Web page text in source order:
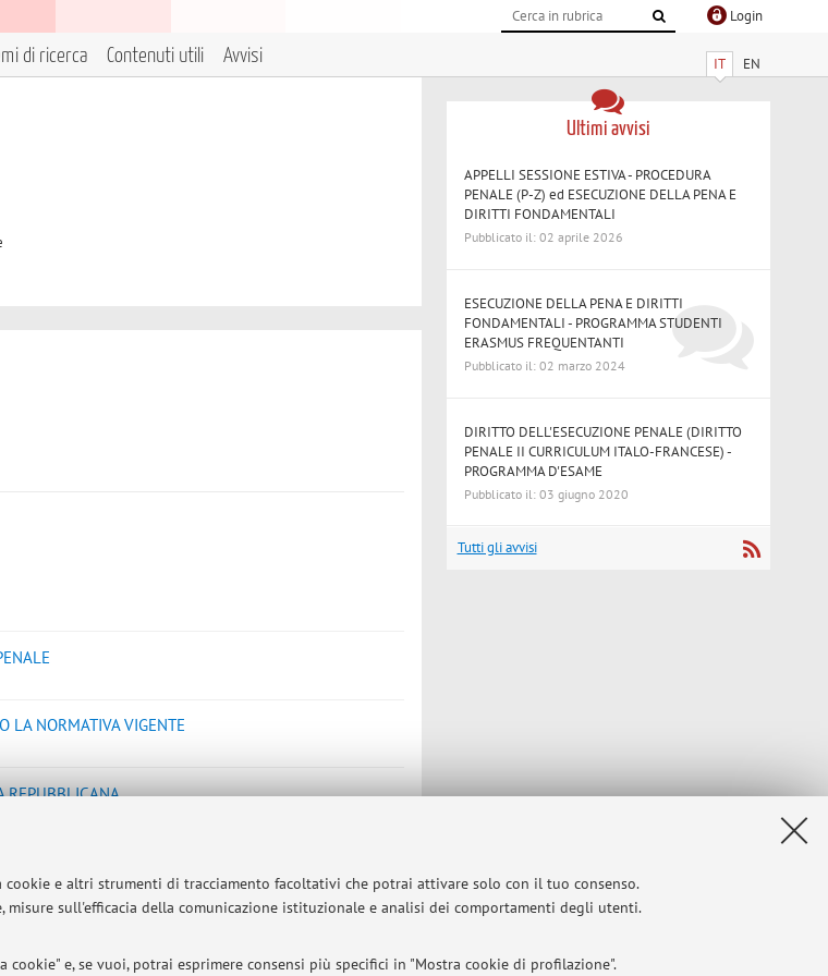
e altri strumenti di tracciamento facoltativi che potrai attivare solo con il tuo consenso.
sull'efficacia della comunicazione istituzionale e analisi dei comportamenti degli utenti.
e, se vuoi, potrai esprimere consensi più specifici in "Mostra cookie di profilazione".
Login
IT EN
di ricerca Contenuti utili Avvisi
LA NORMATIVA VIGENTE
REPUBBLICANA
Ultimi avvisi
APPELLI SESSIONE ESTIVA - PROCEDURA
PENALE (P-Z) ed ESECUZIONE DELLA PENA E
DIRITTI FONDAMENTALI
Pubblicato il: 02 aprile 2026
ESECUZIONE DELLA PENA E DIRITTI
FONDAMENTALI - PROGRAMMA STUDENTI
ERASMUS FREQUENTANTI
Pubblicato il: 02 marzo 2024
DIRITTO DELL'ESECUZIONE PENALE (DIRITTO
PENALE II CURRICULUM ITALO-FRANCESE) -
PROGRAMMA D'ESAME
Pubblicato il: 03 giugno 2020
Tutti gli avvisi